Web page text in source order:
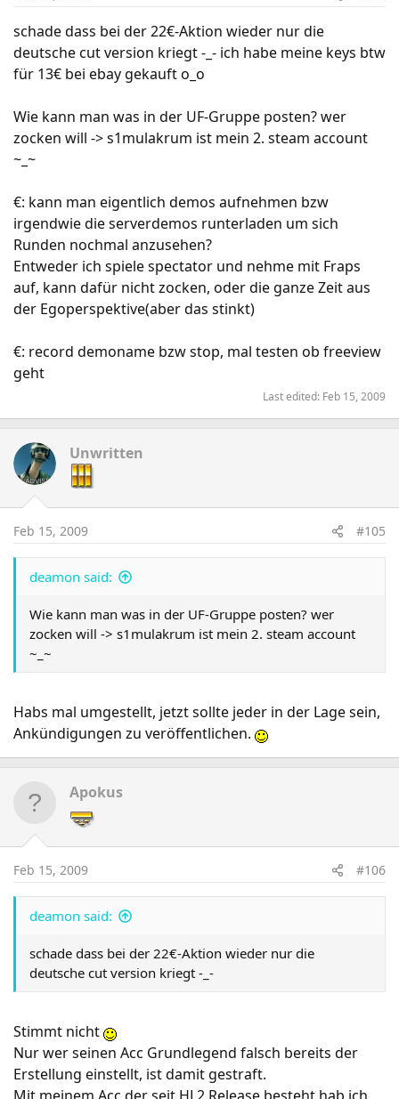
schade dass bei der 22€-Aktion wieder nur die
deutsche cut version kriegt -_- ich habe meine keys btw
für 13€ bei ebay gekauft o_o
Wie kann man was in der UF-Gruppe posten? wer
zocken will -> s1mulakrum ist mein 2. steam account
~_~
€: kann man eigentlich demos aufnehmen bzw
irgendwie die serverdemos runterladen um sich
Runden nochmal anzusehen?
Entweder ich spiele spectator und nehme mit Fraps
auf, kann dafür nicht zocken, oder die ganze Zeit aus
der Egoperspektive(aber das stinkt)
€: record demoname bzw stop, mal testen ob freeview
geht
Last edited: Feb 15, 2009
Unwritten
Feb 15, 2009 #105
deamon said:
Wie kann man was in der UF-Gruppe posten? wer
zocken will -> s1mulakrum ist mein 2. steam account
~_~
Habs mal umgestellt, jetzt sollte jeder in der Lage sein,
Ankündigungen zu veröffentlichen.
Apokus
Feb 15, 2009 #106
deamon said:
schade dass bei der 22€-Aktion wieder nur die
deutsche cut version kriegt -_-
Stimmt nicht
Nur wer seinen Acc Grundlegend falsch bereits der
Erstellung einstellt, ist damit gestraft.